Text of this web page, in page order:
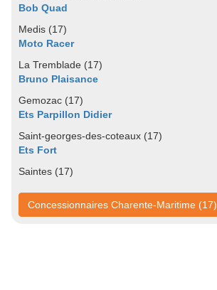
Bob Quad
Medis (17)
Moto Racer
La Tremblade (17)
Bruno Plaisance
Gemozac (17)
Ets Parpillon Didier
Saint-georges-des-coteaux (17)
Ets Fort
Saintes (17)
Concessionnaires Charente-Maritime (17)